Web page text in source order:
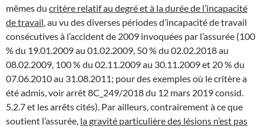
mêmes du critère relatif au degré et à la durée de l’incapacité
de travail , au vu des diverses périodes d’incapacité de travail
consécutives à l’accident de 2009 invoquées par l’assurée (100
% du 19.01.2009 au 01.02.2009, 50 % du 02.02.2018 au
08.02.2009, 100 % du 02.11.2009 au 30.11.2009 et 20 % du
07.06.2010 au 31.08.2011; pour des exemples où le critère a
été admis, voir arrêt 8C_249/2018 du 12 mars 2019 consid.
5.2.7 et les arrêts cités). Par ailleurs, contrairement à ce que
soutient l’assurée, la gravité particulière des lésions n’est pas